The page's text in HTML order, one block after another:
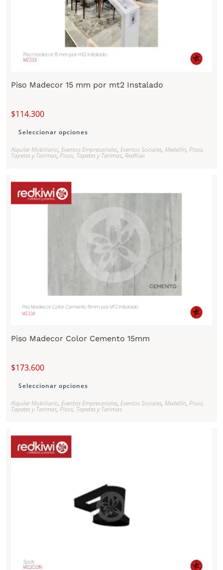
Piso Madecor 15 mm por mt2 Instalado
$114.300
Seleccionar opciones
Alquiler Mobiliario,Eventos Empresariales,Eventos Sociales,Medellín,Pisos,
Tapetes y Tarimas,Pisos, Tapetes y Tarimas,RedKiwi
Piso Madecor Color Cemento 15mm
$173.600
Seleccionar opciones
Alquiler Mobiliario,Eventos Empresariales,Eventos Sociales,Medellín,Pisos,
Tapetes y Tarimas,Pisos, Tapetes y Tarimas